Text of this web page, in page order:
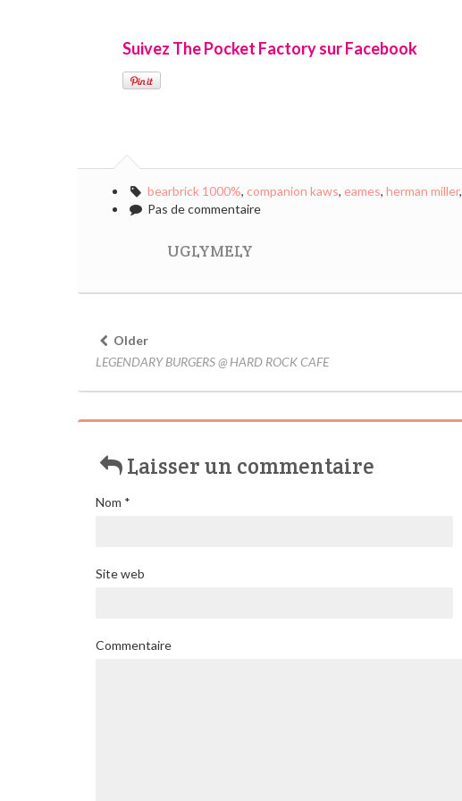
Suivez The Pocket Factory sur Facebook
bearbrick 1000%, companion kaws, eames, herman miller,
Pas de commentaire
UGLYMELY
Older
LEGENDARY BURGERS @ HARD ROCK CAFE
Laisser un commentaire
Nom *
Site web
Commentaire